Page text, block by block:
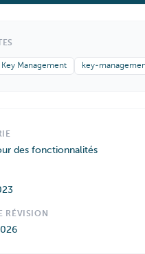
Key Management key-
des fonctionnalités
RÉVISION